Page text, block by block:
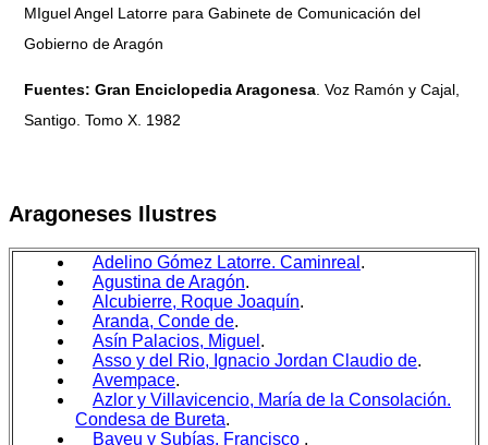
MIguel Angel Latorre para Gabinete de Comunicación del
Gobierno de Aragón
Fuentes: Gran Enciclopedia Aragonesa . Voz Ramón y Cajal,
Santigo. Tomo X. 1982
Aragoneses Ilustres
Adelino Gómez Latorre. Caminreal .
Agustina de Aragón.
Alcubierre, Roque Joaquín.
Aranda, Conde de.
Asín Palacios, Miguel .
Asso y del Rio, Ignacio Jordan Claudio de.
Avempace.
Azlor y Villavicencio, María de la Consolación.
Condesa de Bureta.
Bayeu y Subías, Francisco .